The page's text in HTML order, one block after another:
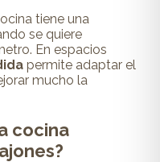
tiene una
se quiere
En espacios
permite adaptar el
mucho la
cocina